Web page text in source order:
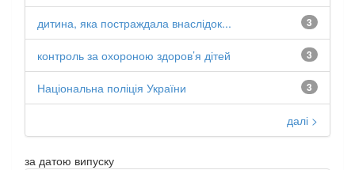
3
дитина, яка постраждала внаслідок...
3
контроль за охороною здоров’я дітей
3
Національна поліція України
далі >
за датою випуску